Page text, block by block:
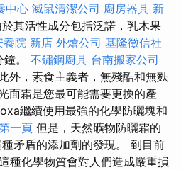
中心 滅鼠清潔公司 廚房器具 新
其活性成分包括泛諾，乳木果
養院 新店 外燴公司 基隆徵信社
。 不鏽鋼廚具 台南搬家公司
外，素食主義者，無殘酷和無麩
面霜是您最可能需要更換的產
繼續使用最強的化學防曬塊和
一頁 但是，天然礦物防曬霜的
矛盾的添加劑的發現。 到目前
種化學物質會對人們造成嚴重損